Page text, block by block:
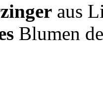
aus
Blumen